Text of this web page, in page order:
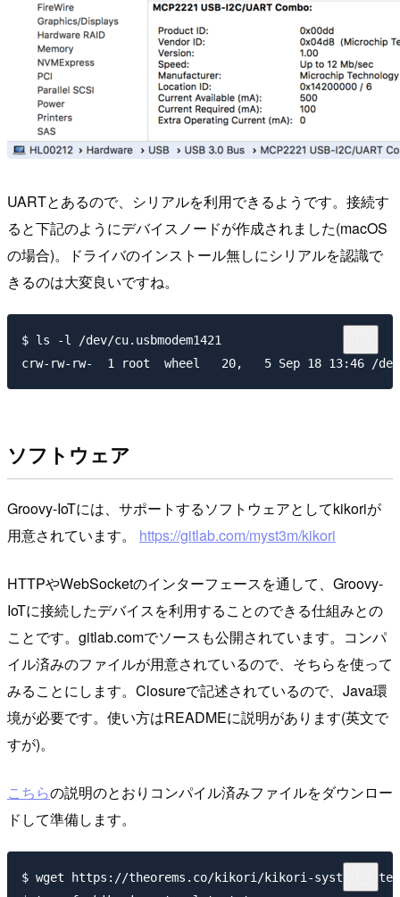
UARTとあるので、シリアルを利用できるようです。接続す
ると下記のようにデバイスノードが作成されました(macOS
の場合)。ドライバのインストール無しにシリアルを認識で
きるのは大変良いですね。
$ ls -l /dev/cu.usbmodem1421
ソフトウェア
Groovy-IoTには、サポートするソフトウェアとしてkikoriが
用意されています。 https://gitlab.com/myst3m/kikori
HTTPやWebSocketのインターフェースを通して、Groovy-
IoTに接続したデバイスを利用することのできる仕組みとの
ことです。gitlab.comでソースも公開されています。コンパ
イル済みのファイルが用意されているので、そちらを使って
みることにします。Closureで記述されているので、Java環
境が必要です。使い方はREADMEに説明があります(英文で
すが)。
こちらの説明のとおりコンパイル済みファイルをダウンロー
ドして準備します。
$ wget https://theorems.co/kikori/kikori-system-